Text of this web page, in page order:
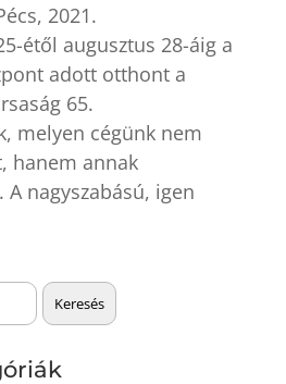
2021.
étől augusztus 28-áig a
adott otthont a
65.
melyen cégünk nem
hanem annak
nagyszabású, igen
Keresés